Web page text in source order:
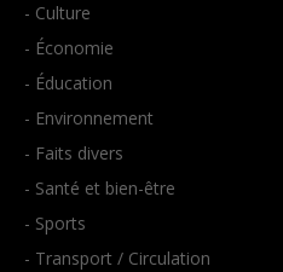
- Culture
- Économie
- Éducation
- Environnement
- Faits divers
- Santé et bien-être
- Sports
- Transport / Circulation